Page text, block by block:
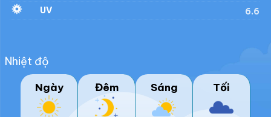
UV
6.6
Nhiệt độ
Ngày Đêm Sáng Tối